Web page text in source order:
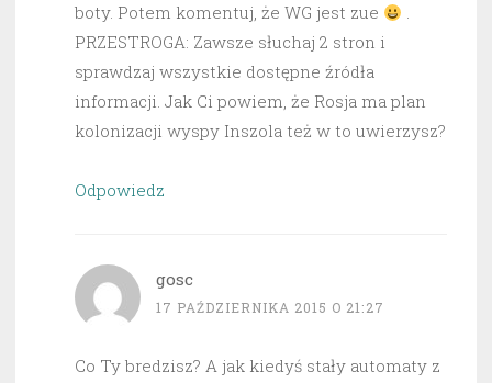
boty. Potem komentuj, że WG jest zue
.
PRZESTROGA: Zawsze słuchaj 2 stron i
sprawdzaj wszystkie dostępne źródła
informacji. Jak Ci powiem, że Rosja ma plan
kolonizacji wyspy Inszola też w to uwierzysz?
Odpowiedz
gosc
17 PAŹDZIERNIKA 2015 O 21:27
Co Ty bredzisz? A jak kiedyś stały automaty z